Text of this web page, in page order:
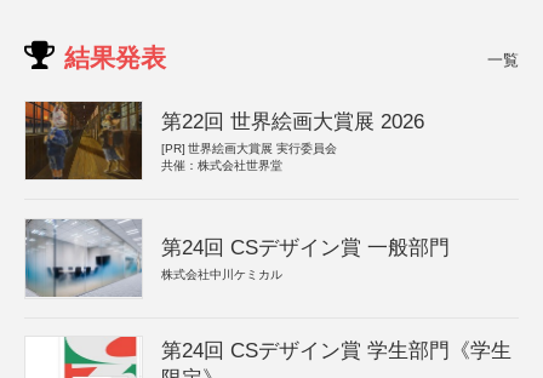
結果発表 一覧
第22回 世界絵画大賞展 2026
[PR] 世界絵画大賞展 実行委員会
共催：株式会社世界堂
第24回 CSデザイン賞 一般部門
株式会社中川ケミカル
第24回 CSデザイン賞 学生部門《学生